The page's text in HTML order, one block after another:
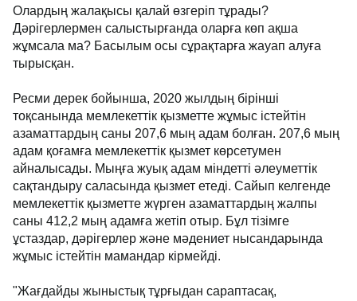
Олардың жалақысы қалай өзгеріп тұрады?
Дәрігерлермен салыстырғанда оларға көп ақша
жұмсала ма? Басылым осы сұрақтарға жауап алуға
тырысқан.
Ресми дерек бойынша, 2020 жылдың бірінші
тоқсанында мемлекеттік қызметте жұмыс істейтін
азаматтардың саны 207,6 мың адам болған. 207,6 мың
адам қоғамға мемлекеттік қызмет көрсетумен
айналысады. Мыңға жуық адам міндетті әлеуметтік
сақтандыру саласында қызмет етеді. Сайып келгенде
мемлекеттік қызметте жүрген азаматтардың жалпы
саны 412,2 мың адамға жетіп отыр. Бұл тізімге
ұстаздар, дәрігерлер және мәдениет нысандарында
жұмыс істейтін мамандар кірмейді.
"Жағдайды жыныстық тұрғыдан сараптасақ,